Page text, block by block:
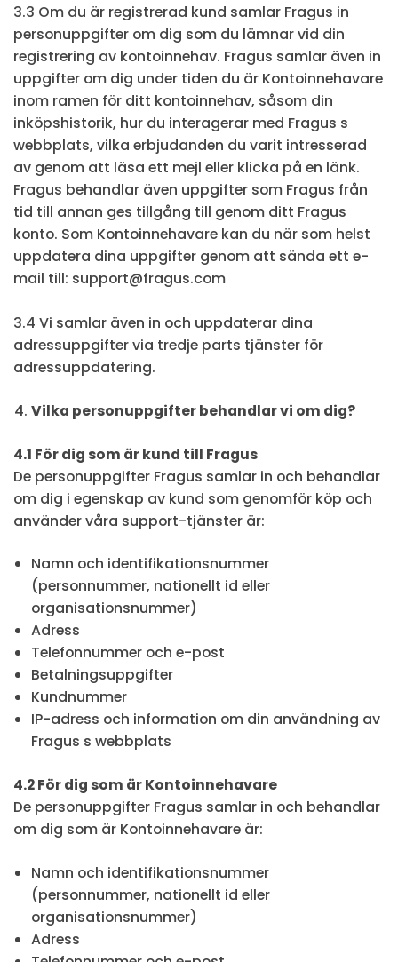
3.3 Om du är registrerad kund samlar Fragus in
personuppgifter om dig som du lämnar vid din
registrering av kontoinnehav. Fragus samlar även in
uppgifter om dig under tiden du är Kontoinnehavare
inom ramen för ditt kontoinnehav, såsom din
inköpshistorik, hur du interagerar med Fragus s
webbplats, vilka erbjudanden du varit intresserad
av genom att läsa ett mejl eller klicka på en länk.
Fragus behandlar även uppgifter som Fragus från
tid till annan ges tillgång till genom ditt Fragus
konto. Som Kontoinnehavare kan du när som helst
uppdatera dina uppgifter genom att sända ett e-
mail till: support@fragus.com
3.4 Vi samlar även in och uppdaterar dina
adressuppgifter via tredje parts tjänster för
adressuppdatering.
Vilka personuppgifter behandlar vi om dig?
4.1 För dig som är kund till Fragus
De personuppgifter Fragus samlar in och behandlar
om dig i egenskap av kund som genomför köp och
använder våra support-tjänster är:
Namn och identifikationsnummer
(personnummer, nationellt id eller
organisationsnummer)
Adress
Telefonnummer och e-post
Betalningsuppgifter
Kundnummer
IP-adress och information om din användning av
Fragus s webbplats
4.2 För dig som är Kontoinnehavare
De personuppgifter Fragus samlar in och behandlar
om dig som är Kontoinnehavare är:
Namn och identifikationsnummer
(personnummer, nationellt id eller
organisationsnummer)
Adress